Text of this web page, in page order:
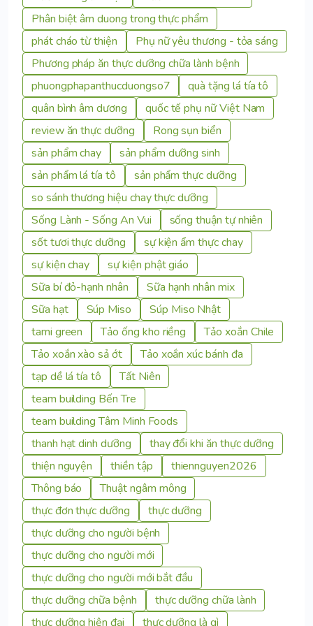
Phân biệt âm duong trong thực phẩm
phát cháo từ thiện
Phụ nữ yêu thương - tỏa sáng
Phương pháp ăn thực dưỡng chữa lành bệnh
phuongphapanthucduongso7
quà tặng lá tía tô
quân bình âm dương
quốc tế phụ nữ Việt Nam
review ăn thực dưỡng
Rong sụn biển
sản phẩm chay
sản phẩm dưỡng sinh
sản phẩm lá tía tô
sản phẩm thực dưỡng
so sánh thương hiệu chay thực dưỡng
Sống Lành - Sống An Vui
sống thuận tự nhiên
sốt tươi thực dưỡng
sự kiện ẩm thực chay
sự kiện chay
sự kiện phật giáo
Sữa bí đỏ-hạnh nhân
Sữa hạnh nhân mix
Sữa hạt
Súp Miso
Súp Miso Nhật
tami green
Tảo ống kho riềng
Tảo xoắn Chile
Tảo xoắn xào sả ớt
Tảo xoắn xúc bánh đa
tạp dề lá tía tô
Tất Niên
team building Bến Tre
team building Tâm Minh Foods
thanh hạt dinh dưỡng
thay đổi khi ăn thực dưỡng
thiện nguyện
thiền tập
thiennguyen2026
Thông báo
Thuật ngâm mông
thực đơn thực dưỡng
thực dưỡng
thực dưỡng cho người bệnh
thực dưỡng cho người mới
thực dưỡng cho người mới bắt đầu
thực dưỡng chữa bệnh
thực dưỡng chữa lành
thực dưỡng hiện đại
thực dưỡng là gì